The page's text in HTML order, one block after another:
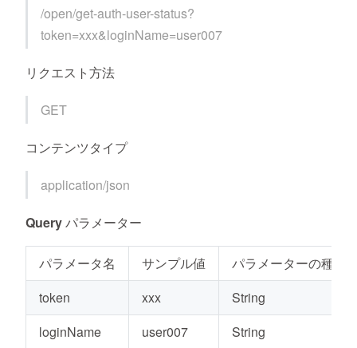
/open/get-auth-user-status?
token=xxx&loginName=user007
リクエスト方法
GET
コンテンツタイプ
application/json
Query パラメーター
パラメータ名 サンプル値
パラメーターの種類
token
xxx
String
loginName
user007 String